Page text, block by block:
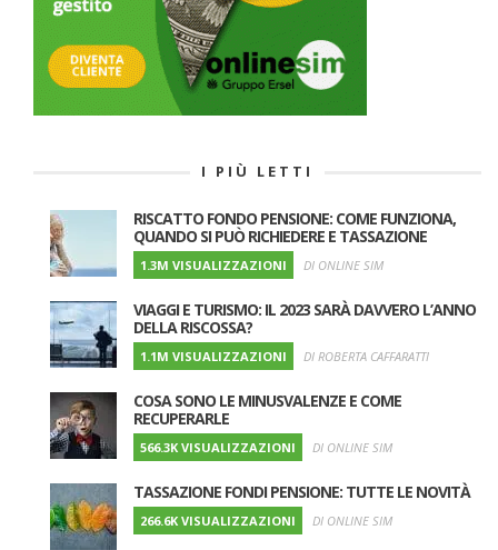
I PIÙ LETTI
RISCATTO FONDO PENSIONE: COME FUNZIONA,
QUANDO SI PUÒ RICHIEDERE E TASSAZIONE
1.3M VISUALIZZAZIONI DI ONLINE SIM
VIAGGI E TURISMO: IL 2023 SARÀ DAVVERO L’ANNO
DELLA RISCOSSA?
1.1M VISUALIZZAZIONI DI ROBERTA CAFFARATTI
COSA SONO LE MINUSVALENZE E COME
RECUPERARLE
566.3K VISUALIZZAZIONI DI ONLINE SIM
TASSAZIONE FONDI PENSIONE: TUTTE LE NOVITÀ
266.6K VISUALIZZAZIONI DI ONLINE SIM